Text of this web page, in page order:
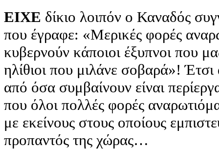
ΕΙΧΕ δίκιο λοιπόν ο Καναδός
που έγραφε: «Μερικές φορές
κυβερνούν κάποιοι έξυπνοι που
ηλίθιοι που μιλάνε σοβαρά»! Έτσι
από όσα συμβαίνουν είναι
που όλοι πολλές φορές
με εκείνους στους οποίους
προπαντός της χώρας…